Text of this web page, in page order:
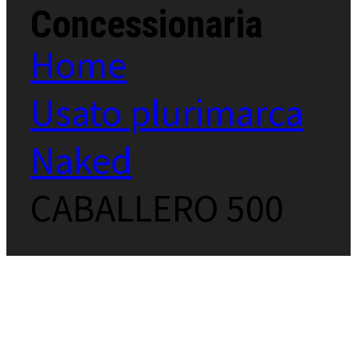
Concessionaria
Home
Usato plurimarca
Naked
CABALLERO 500